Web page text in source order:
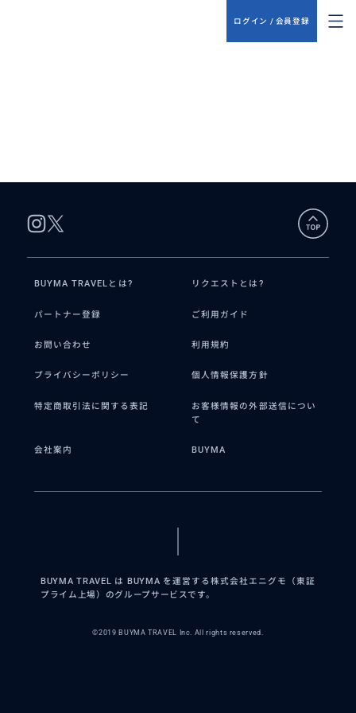
ログイン / 会員登録
BUYMA TRAVELとは? リクエストとは?
パートナー登録 ご利用ガイド
お問い合わせ 利用規約
プライバシーポリシー 個人情報保護方針
特定商取引法に関する表記
お客様情報の外部送信につい
て
会社案内 BUYMA
BUYMA TRAVEL は BUYMA を運営する株式会社エニグモ（東証
プライム上場）のグループサービスです。
©2019 BUYMA TRAVEL Inc. All rights reserved.